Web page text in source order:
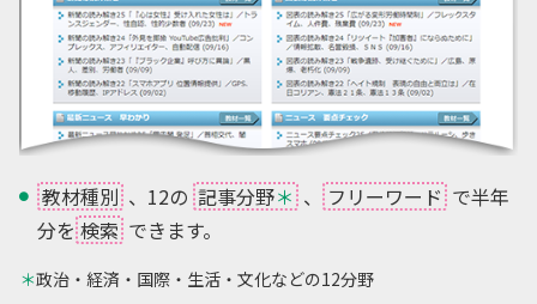
教材種別 、12の 記事分野＊ 、 フリーワード で半年
分を 検索 できます。
＊政治・経済・国際・生活・文化などの12分野